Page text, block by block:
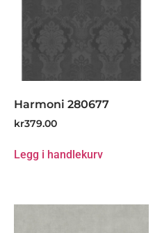
Harmoni 280677
kr379.00
Legg i handlekurv